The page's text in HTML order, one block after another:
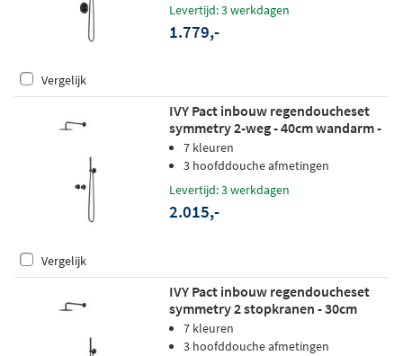
Levertijd: 3 werkdagen
1.779,-
Vergelijk
IVY Pact inbouw regendoucheset
symmetry 2-weg - 40cm wandarm -
30cm slim hoofddouche -
wandhouder - satin spray
7 kleuren
3 hoofddouche afmetingen
Levertijd: 3 werkdagen
2.015,-
Vergelijk
IVY Pact inbouw regendoucheset
symmetry 2 stopkranen - 30cm
plafondbuis - 20cm medium
hoofddouche - glijstang - satin spray
7 kleuren
3 hoofddouche afmetingen